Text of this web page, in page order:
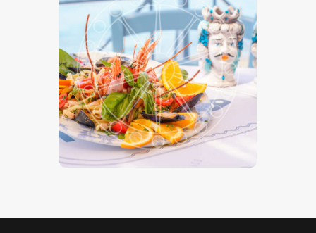
Pasta Al Pesce – Sicilia
€15.00-€24.00